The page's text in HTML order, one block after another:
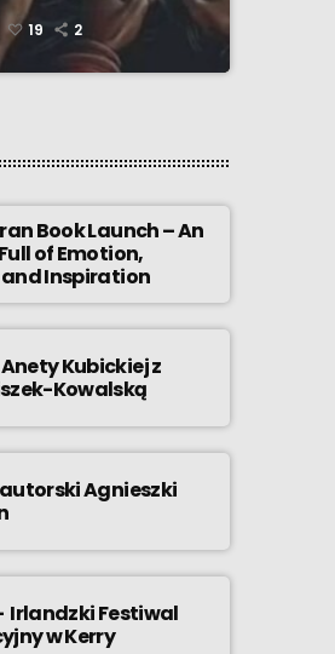
19 2
Book Launch – An
of Emotion,
Inspiration
Kubickiej z
Kowalską
Agnieszki
Irlandzki Festiwal
w Kerry